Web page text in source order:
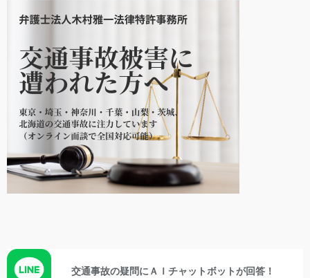
交通事故の疑問にＡＩチャットボットが回答！